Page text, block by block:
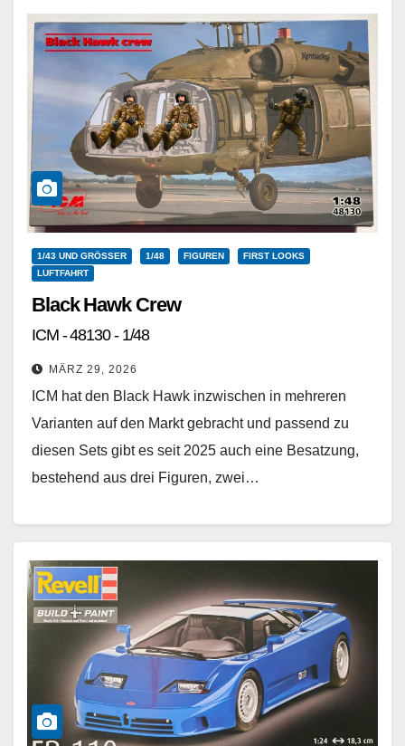
1/43 UND GRÖSSER 1/48 FIGUREN
FIRST LOOKS
LUFTFAHRT
Black Hawk Crew
ICM - 48130 - 1/48
MÄRZ 29, 2026
ICM hat den Black Hawk inzwischen in mehreren
Varianten auf den Markt gebracht und passend zu
diesen Sets gibt es seit 2025 auch eine Besatzung,
bestehend aus drei Figuren, zwei…